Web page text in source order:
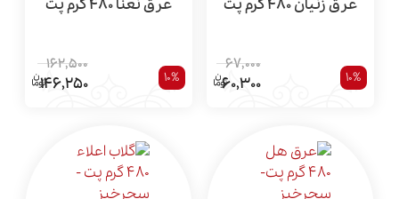
عرق زنیان 480 گرم پت
10%
67,000
60,300
عرق نعنا 480 گرم پت
10%
162,500
146,250